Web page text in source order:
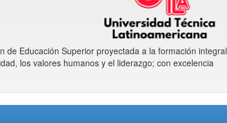
de Educación Superior proyectada a la formación integral
los valores humanos y el liderazgo; con excelencia